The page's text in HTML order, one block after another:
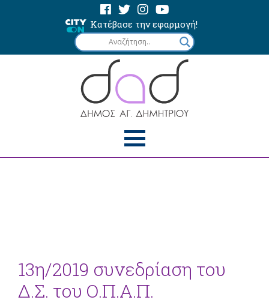
Κατέβασε την εφαρμογή!
13η/2019 συνεδρίαση του
Δ.Σ. του Ο.Π.Α.Π.